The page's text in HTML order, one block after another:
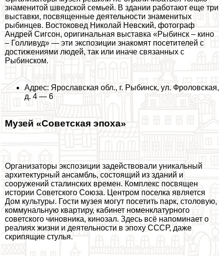
знаменитой шведской семьей. В здании работают еще три
выставки, посвященные деятельности знаменитых
рыбинцев. Востоковед Николай Невский, фотограф
Андрей Сигсон, оригинальная выставка «Рыбинск – кино
– Голливуд» — эти экспозиции знакомят посетителей с
достижениями людей, так или иначе связанных с
Рыбинском.
Адрес: Ярославская обл., г. Рыбинск, ул. Фроловская,
д. 4 — 6
Музей «Советская эпоха»
Организаторы экспозиции задействовали уникальный
архитектурный ансамбль, состоящий из зданий и
сооружений сталинских времен. Комплекс посвящен
истории Советского Союза. Центром поселка является
Дом культуры. Гости музея могут посетить парк, столовую,
коммунальную квартиру, кабинет номенклатурного
советского чиновника, кинозал. Здесь всё напоминает о
реалиях жизни и деятельности в эпоху СССР, даже
скрипящие стулья.